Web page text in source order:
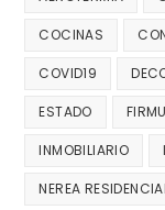
COCINAS
COVID19
ESTADO
INMOBILIARIO
NEREA